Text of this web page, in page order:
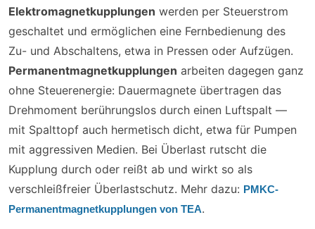
Elektromagnetkupplungen werden per Steuerstrom
geschaltet und ermöglichen eine Fernbedienung des
Zu- und Abschaltens, etwa in Pressen oder Aufzügen.
Permanentmagnetkupplungen arbeiten dagegen ganz
ohne Steuerenergie: Dauermagnete übertragen das
Drehmoment berührungslos durch einen Luftspalt —
mit Spalttopf auch hermetisch dicht, etwa für Pumpen
mit aggressiven Medien. Bei Überlast rutscht die
Kupplung durch oder reißt ab und wirkt so als
verschleißfreier Überlastschutz. Mehr dazu: PMKC-
Permanentmagnetkupplungen von TEA.